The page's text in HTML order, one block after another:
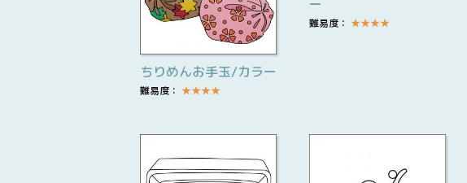
ちりめんお手玉/カラー
難易度： ★★★★
ー
難易度： ★★★★